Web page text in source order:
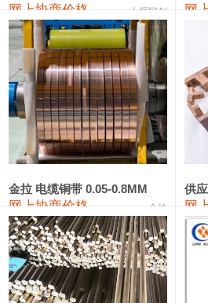
漆包线 111,970—115,970
磷铜合金 110,800—117,600
无氧铜丝(硬) 109,710—110,010
R410A专用紫铜管 113,700—113,700
铸造铝合金锭(A380） 26,300—26,500
铝合金ADC12 24,200—24,400
铸造铝合金锭(ZL102) 24,300—24,500
网上协商价格 十堰同创 网
金拉 电缆铜带 0.05-0.8MM
网上协商价格 金拉
供
网